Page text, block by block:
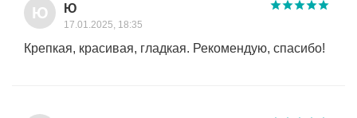
Ю Ю
17.01.2025, 18:35
Крепкая, красивая, гладкая. Рекомендую, спасибо!